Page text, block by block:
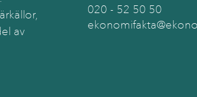
av
020 - 52 50 50